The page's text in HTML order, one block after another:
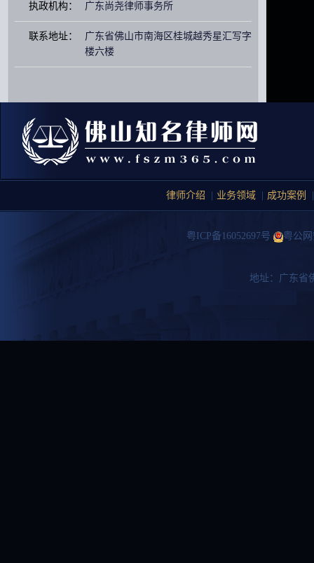
执政机构： 广东尚尧律师事务所
联系地址：
广东省佛山市南海区桂城越秀星汇写字
楼六楼
律师介绍 业务领域 成功案例
粤ICP备16052697号 粤公网
地址：广东省